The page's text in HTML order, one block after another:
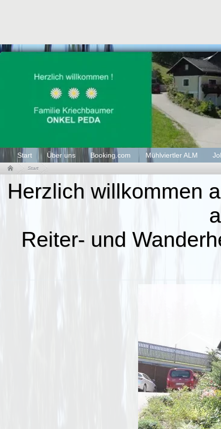
Start Über uns Booking.com Mühlviertler ALM
Start
Herzlich willkommen
Reiter- und